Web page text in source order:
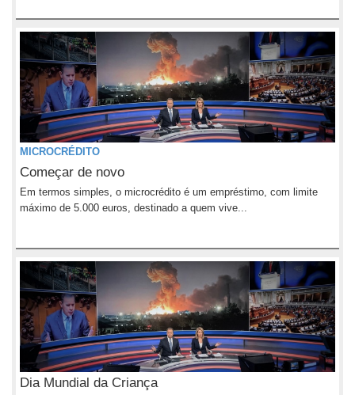
MICROCRÉDITO
Começar de novo
Em termos simples, o microcrédito é um empréstimo, com limite
máximo de 5.000 euros, destinado a quem vive...
Dia Mundial da Criança